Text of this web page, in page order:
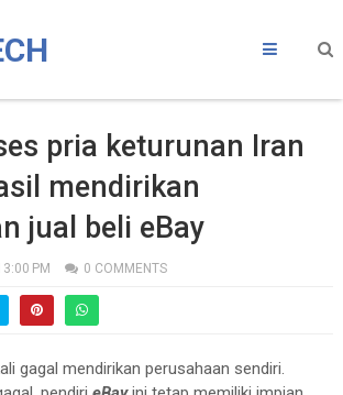
pria keturunan Iran
mendirikan
jual beli eBay
PM 0 COMMENTS
gagal mendirikan perusahaan sendiri.